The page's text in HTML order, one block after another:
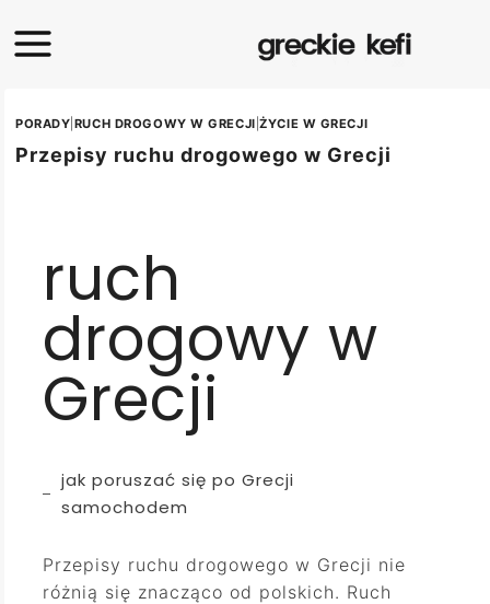
PORADY RUCH DROGOWY W GRECJI |ŻYCIE W GRECJI
Przepisy ruchu drogowego w Grecji
ruch
drogowy w
Grecji
jak poruszać się po Grecji
samochodem
Przepisy ruchu drogowego w Grecji nie
różnią się znacząco od polskich. Ruch